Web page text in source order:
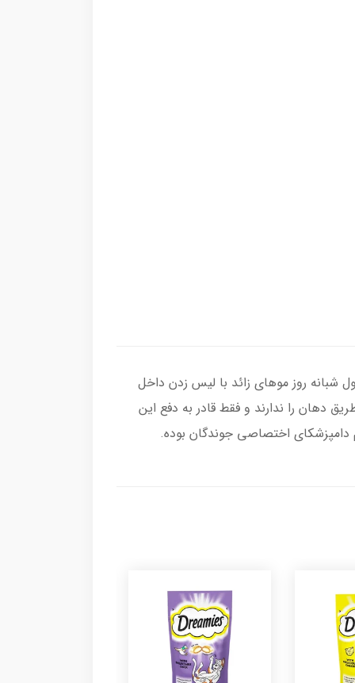
روز موهای زائد با لیس زدن داخل
دهان را ندارند و فقط قادر به دفع این
اختصاصی جوندگان بوده.